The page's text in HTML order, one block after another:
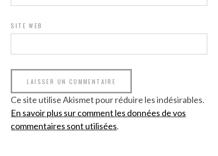
SITE WEB
Ce site utilise Akismet pour réduire les indésirables.
En savoir plus sur comment les données de vos
commentaires sont utilisées.